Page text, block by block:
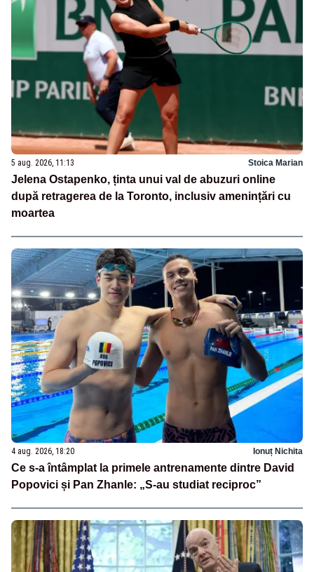
5 aug. 2026, 11:13 Stoica Marian
Jelena Ostapenko, ținta unui val de abuzuri online
după retragerea de la Toronto, inclusiv amenințări cu
moartea
4 aug. 2026, 18:20 Ionuț Nichita
Ce s-a întâmplat la primele antrenamente dintre David
Popovici și Pan Zhanle: „S-au studiat reciproc”